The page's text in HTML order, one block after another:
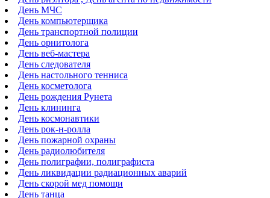
День МЧС
День компьютерщика
День транспортной полиции
День орнитолога
День веб-мастера
День следователя
День настольного тенниса
День косметолога
День рождения Рунета
День клининга
День космонавтики
День рок-н-ролла
День пожарной охраны
День радиолюбителя
День полиграфии, полиграфиста
День ликвидации радиационных аварий
День скорой мед помощи
День танца